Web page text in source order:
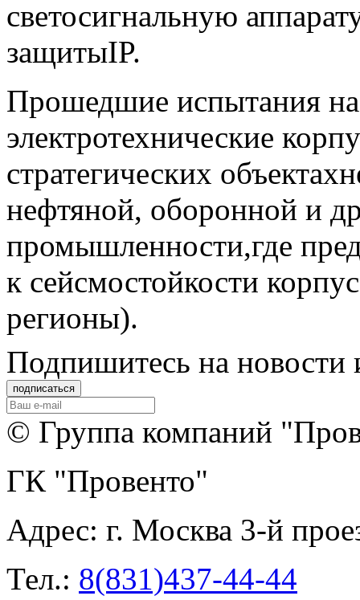
светосигнальную
защитыIP.
Прошедшие испытания на
электротехнические
стратегических
нефтяной, оборонной и
промышленности,где
к сейсмостойкости
регионы).
Подпишитеcь на
© Группа компаний
ГК "Провенто"
Адрес: г. Москва 3-й
Тел.: 8(831)437-44-44